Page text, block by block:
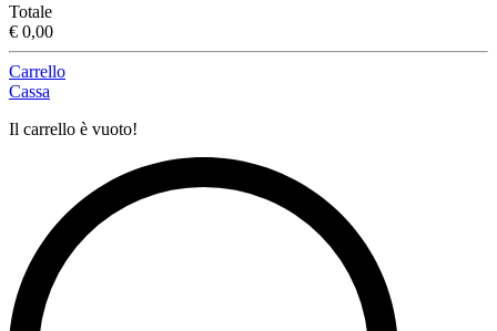
Totale
€ 0,00
Carrello
Cassa
Il carrello è vuoto!